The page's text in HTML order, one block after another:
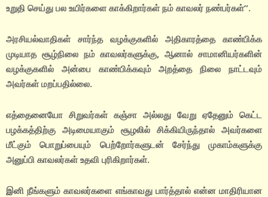
உறுதி செய்து பல உயிர்களை காக்கிறார்கள் நம் காவலர் நண்பர்கள்”.
அரசியல்வாதிகள் சார்ந்த வழக்குகளில் அதிகாரத்தை காண்பிக்க
முடியாத சூழ்நிலை நம் காவலர்களுக்கு, ஆனால் சாமானியர்களின்
வழக்குகளில் அன்பை காண்பிக்கவும் அறத்தை நிலை நாட்டவும்
அவர்கள் மறப்பதில்லை.
எத்தைனையோ சிறுவர்கள் கஞ்சா அல்லது வேறு ஏதேனும் கெட்ட
பழக்கத்திற்கு அடிமையாகும் சூழலில் சிக்கியிருந்தால் அவர்களை
மீட்கும் பொறுப்பையும் பெற்றோர்களுடன் சேர்ந்து முகாம்களுக்கு
அனுப்பி காவலர்கள் உதவி புரிகிறார்கள்.
இனி நீங்களும் காவலர்களை எங்காவது பார்த்தால் என்ன மாதிரியான